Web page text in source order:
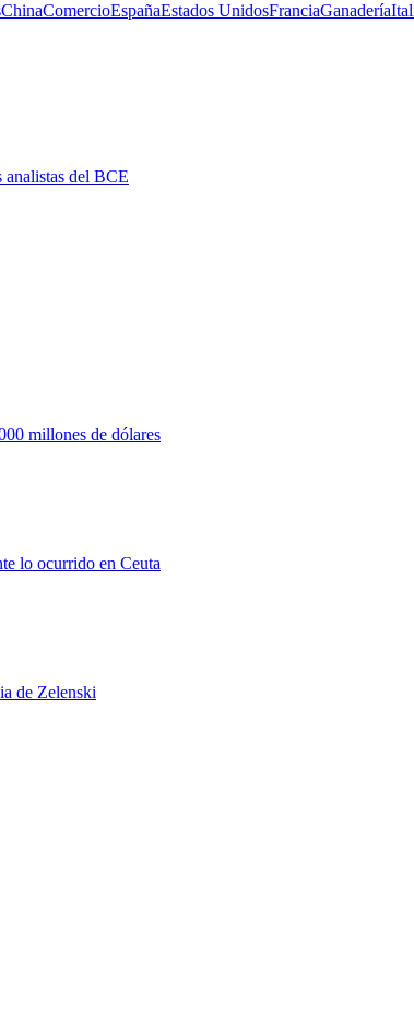
ChinaComercioEspañaEstados UnidosFranciaGanadería
analistas del BCE
millones de dólares
lo ocurrido en Ceuta
de Zelenski